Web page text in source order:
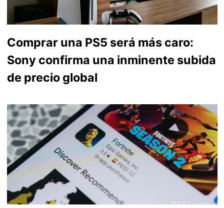
Comprar una PS5 será más caro:
Sony confirma una inminente subida
de precio global